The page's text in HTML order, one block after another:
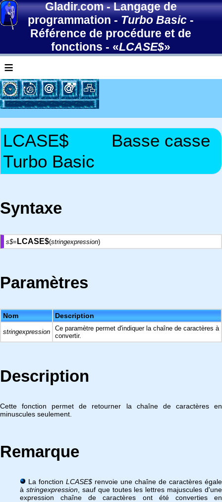
Gladir.com-Langage de
programmation-Turbo Basic-
Référence de procédure et de
fonctions - «LCASE$»
≡
LCASE$
Basse casse
Turbo Basic
Syntaxe
s$= LCASE$(stringexpression)
Paramètres
Nom Description
stringexpression
Ce paramètre permet d'indiquer la chaîne de caractères à
convertir.
Description
Cette fonction permet de retourner la chaîne de caractères en
minuscules seulement.
Remarque
La fonction LCASE$ renvoie une chaîne de caractères égale
à stringexpression, sauf que toutes les lettres majuscules d'une
expression chaîne de caractères ont été converties en